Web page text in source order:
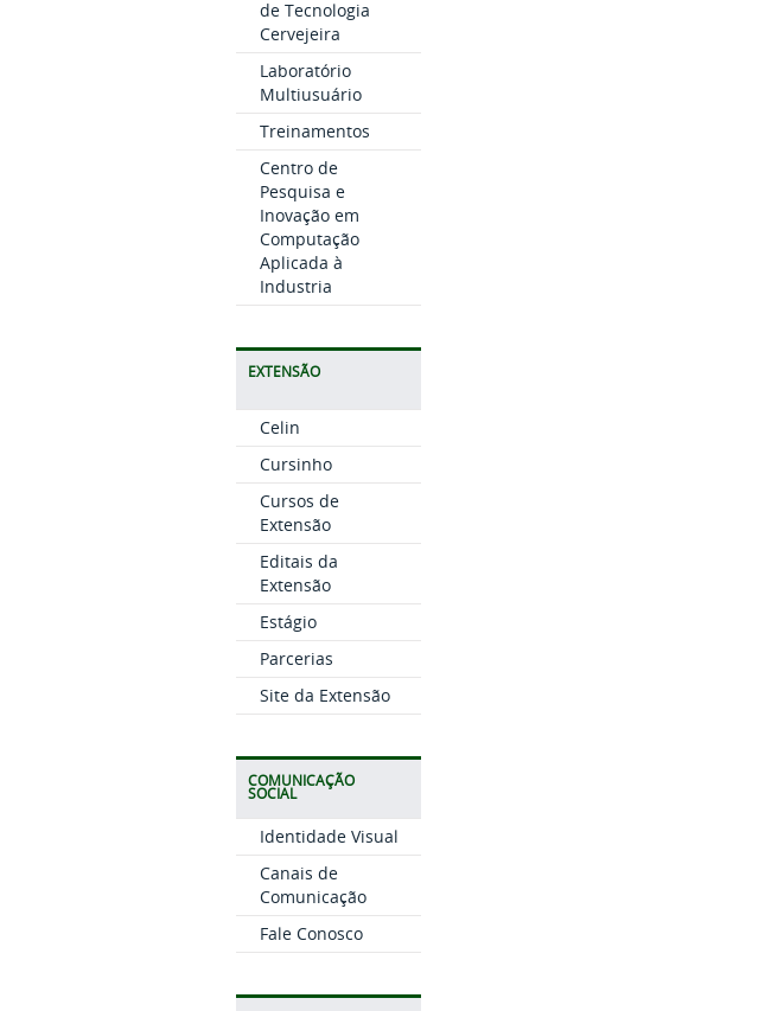
de Tecnologia
Cervejeira
Laboratório
Multiusuário
Treinamentos
Centro de
Pesquisa e
Inovação em
Computação
Aplicada à
Industria
EXTENSÃO
Celin
Cursinho
Cursos de
Extensão
Editais da
Extensão
Estágio
Parcerias
Site da Extensão
COMUNICAÇÃO
SOCIAL
Identidade Visual
Canais de
Comunicação
Fale Conosco